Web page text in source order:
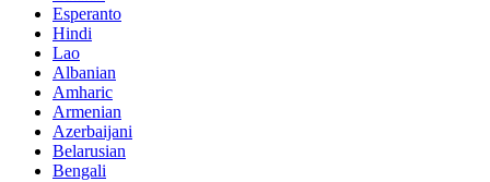
Esperanto
Hindi
Lao
Albanian
Amharic
Armenian
Azerbaijani
Belarusian
Bengali